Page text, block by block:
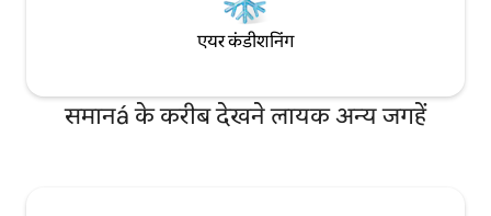
एयर कंडीशनिंग
समानá के करीब देखने लायक अन्य जगहें